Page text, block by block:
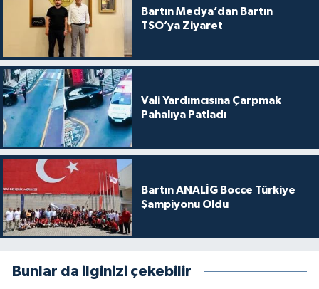
Bartın Medya’dan Bartın
TSO’ya Ziyaret
Vali Yardımcısına Çarpmak
Pahalıya Patladı
Bartın ANALİG Bocce Türkiye
Şampiyonu Oldu
Bunlar da ilginizi çekebilir